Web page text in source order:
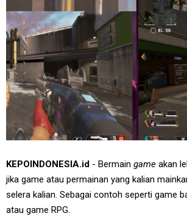
KEPOINDONESIA.id - Bermain game akan
jika game atau permainan yang kalian
selera kalian. Sebagai contoh seperti game
atau game RPG.